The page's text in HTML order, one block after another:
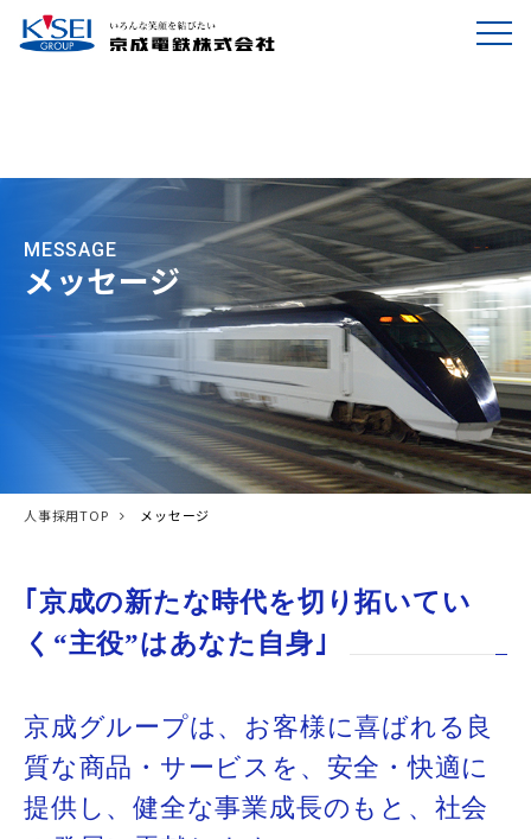
MESSAGE
メッセージ
人事採用TOP メッセージ
｢京成の新たな時代を切り拓いてい
く“主役”はあなた自身｣
京成グループは、お客様に喜ばれる良
質な商品・サービスを、安全・快適に
提供し、健全な事業成長のもと、社会